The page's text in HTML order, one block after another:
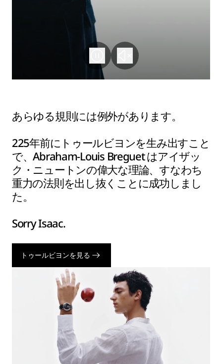
あらゆる規則には例外があります。
225年前にトゥールビヨンを生み出すこと
で、Abraham-Louis Breguet はアイザッ
ク・ニュートンの偉大な理論、すなわち
重力の法則を出し抜くことに成功しまし
た。
Sorry Isaac.
トゥールビヨンを見る